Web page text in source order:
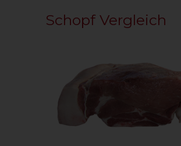
Schopf Vergleich